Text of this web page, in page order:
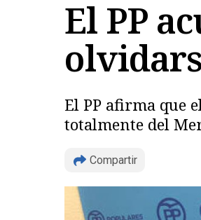
El PP
El PP afirma que
totalmente del
Compartir